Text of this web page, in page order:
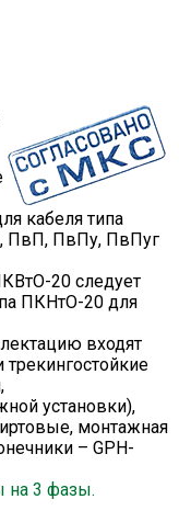
кабеля типа
ПвП, ПвПу, ПвПуг
20 следует
ПКНтО-20 для
входят
установки),
монтажная
– GPH-
на 3 фазы.